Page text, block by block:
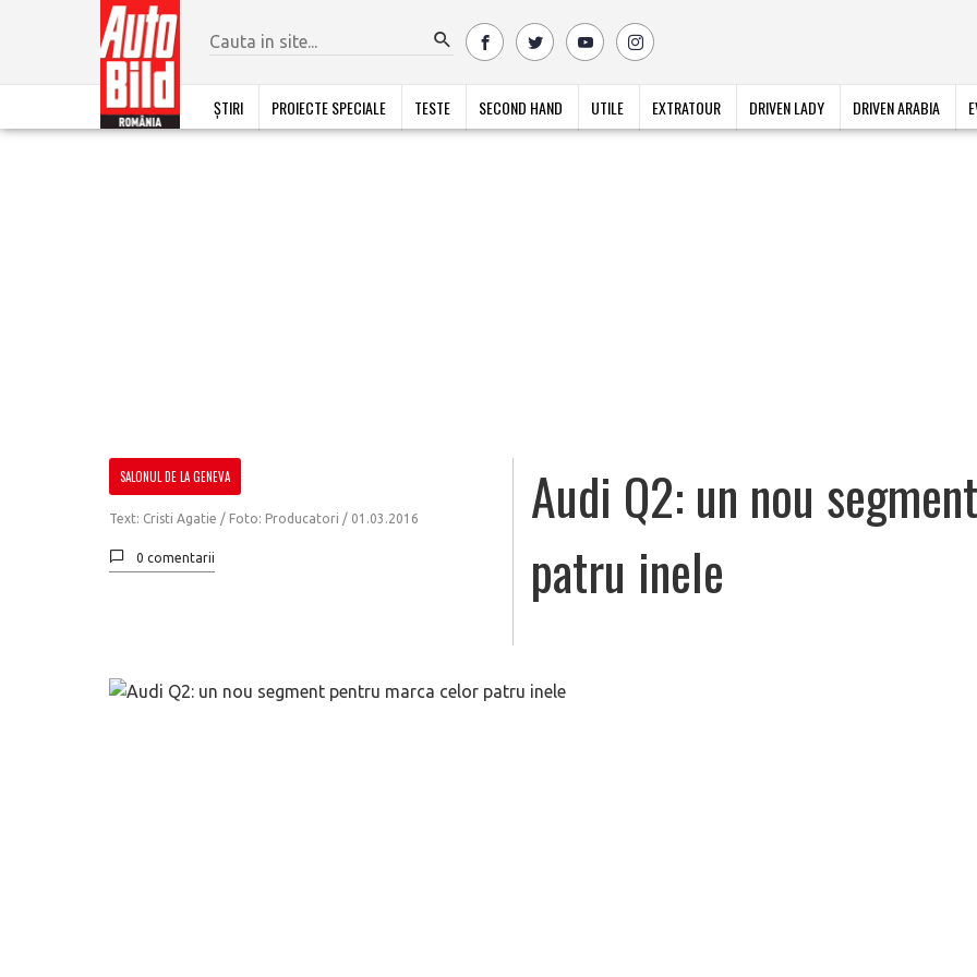
ȘTIRI PROIECTE SPECIALE TESTE SECOND HAND UTILE EXTRATOUR DRIVEN LADY DRIVEN ARABIA
SALONUL DE LA GENEVA
Text: Cristi Agatie / Foto: Producatori / 01.03.2016
0 comentarii
Audi Q2: un nou
patru inele